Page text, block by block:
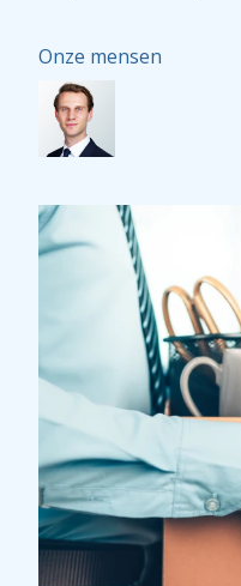
Over Holla
Onze mensen
Expertises
Onze mensen